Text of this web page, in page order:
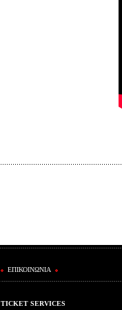
ΕΠΙΚΟΙΝΩΝΙΑ
TICKET SERVICES